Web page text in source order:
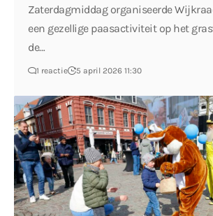
Zaterdagmiddag organiseerde
een gezellige paasactiviteit op het
de…
1 reactie 5 april 2026 11:30